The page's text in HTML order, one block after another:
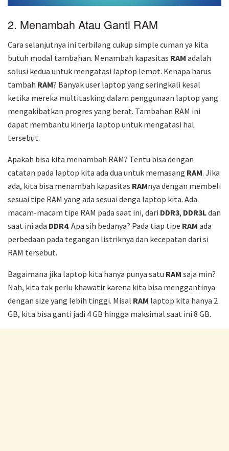
2. Menambah Atau Ganti RAM
Cara selanjutnya ini terbilang cukup simple cuman ya kita
butuh modal tambahan. Menambah kapasitas RAM adalah
solusi kedua untuk mengatasi laptop lemot. Kenapa harus
tambah RAM? Banyak user laptop yang seringkali kesal
ketika mereka multitasking dalam penggunaan laptop yang
mengakibatkan progres yang berat. Tambahan RAM ini
dapat membantu kinerja laptop untuk mengatasi hal
tersebut.
Apakah bisa kita menambah RAM? Tentu bisa dengan
catatan pada laptop kita ada dua untuk memasang RAM. Jika
ada, kita bisa menambah kapasitas RAMnya dengan membeli
sesuai tipe RAM yang ada sesuai denga laptop kita. Ada
macam-macam tipe RAM pada saat ini, dari DDR3, DDR3Ldan
saat ini ada DDR4. Apa sih bedanya? Pada tiap tipe RAM ada
perbedaan pada tegangan listriknya dan kecepatan dari si
RAM tersebut.
Bagaimana jika laptop kita hanya punya satu RAM saja min?
Nah, kita tak perlu khawatir karena kita bisa menggantinya
dengan size yang lebih tinggi. Misal RAM laptop kita hanya 2
GB, kita bisa ganti jadi 4 GB hingga maksimal saat ini 8 GB.